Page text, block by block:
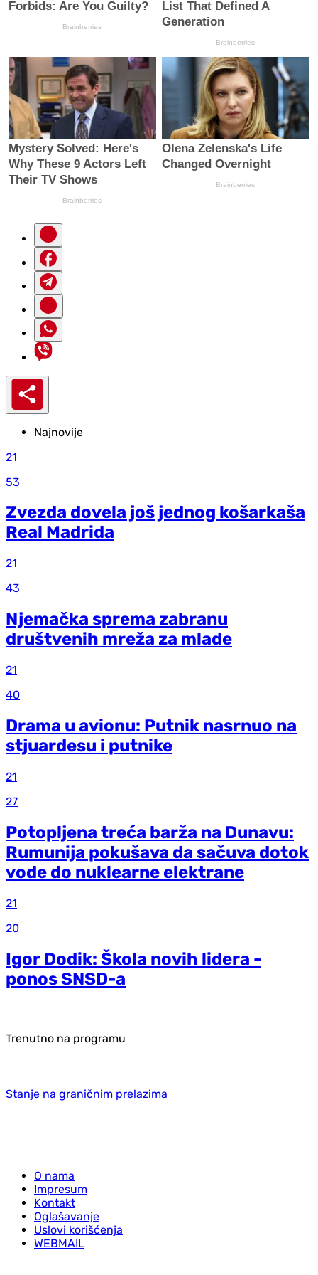
Najnovije
21
53
Zvezda dovela još jednog košarkaša
Real Madrida
21
43
Njemačka sprema zabranu
društvenih mreža za mlade
21
40
Drama u avionu: Putnik nasrnuo na
stjuardesu i putnike
21
27
Potopljena treća barža na Dunavu:
Rumunija pokušava da sačuva dotok
vode do nuklearne elektrane
21
20
Igor Dodik: Škola novih lidera -
ponos SNSD-a
Trenutno na programu
Stanje na graničnim prelazima
O nama
Impresum
Kontakt
Oglašavanje
Uslovi korišćenja
WEBMAIL